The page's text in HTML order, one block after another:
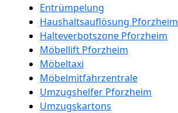
Entrümpelung
Haushaltsauflösung Pforzheim
Halteverbotszone Pforzheim
Möbellift Pforzheim
Möbeltaxi
Möbelmitfahrzentrale
Umzugshelfer Pforzheim
Umzugskartons